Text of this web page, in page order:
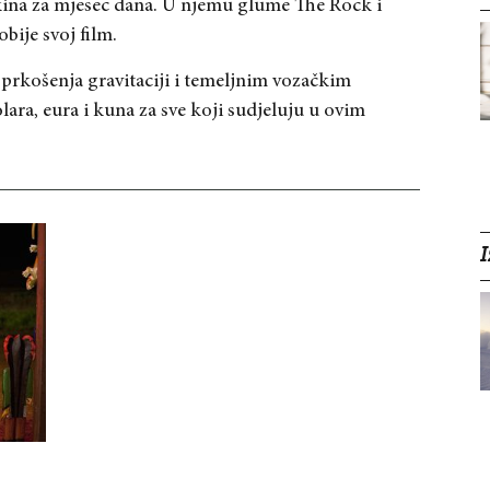
za mjesec dana. U njemu glume The Rock i
svoj film.
gravitaciji i temeljnim vozačkim
eura i kuna za sve koji sudjeluju u ovim